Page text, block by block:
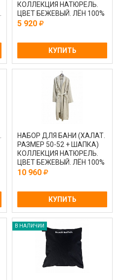
КОЛЛЕКЦИЯ НАТЮРЕЛЬ.
ЦВЕТ БЕЖЕВЫЙ. ЛЁН 100%
5 920
КУПИТЬ
НАБОР ДЛЯ БАНИ (ХАЛАТ.
РАЗМЕР 50-52 + ШАПКА)
КОЛЛЕКЦИЯ НАТЮРЕЛЬ.
ЦВЕТ БЕЖЕВЫЙ. ЛЁН 100%
10 960
КУПИТЬ
В НАЛИЧИИ